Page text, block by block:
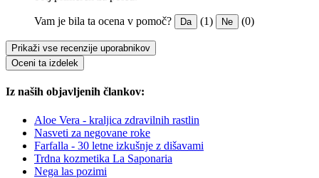
Vam je bila ta ocena v pomoč? Da (1) Ne (0)
Prikaži vse recenzije uporabnikov
Oceni ta izdelek
Iz naših objavljenih člankov:
Aloe Vera - kraljica zdravilnih rastlin
Nasveti za negovane roke
Farfalla - 30 letne izkušnje z dišavami
Trdna kozmetika La Saponaria
Nega las pozimi